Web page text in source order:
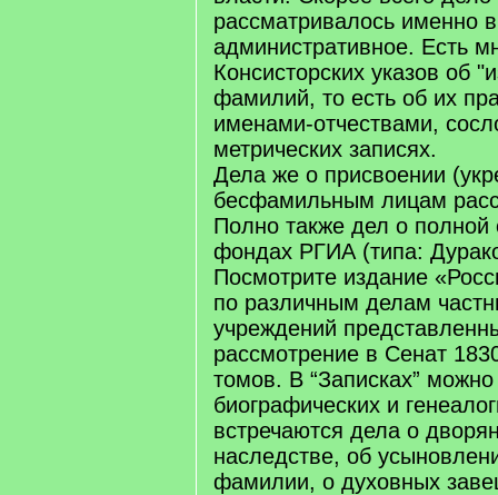
рассматривалось именно
административное. Есть
Консисторских указов об
фамилий, то есть об их
именами-отчествами,
метрических записях.
Дела же о присвоении
бесфамильным лицам
Полно также дел о
фондах РГИА (типа:
Посмотрите издание
по различным делам
учреждений
рассмотрение в Сенат
томов. В “Записках”
биографических и
встречаются дела о
наследстве, об
фамилии, о духовных